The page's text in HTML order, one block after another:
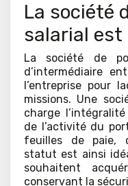
La société
salarial
La société de
d’intermédiaire
l’entreprise pour
missions. Une
charge
de l’activité du
feuilles de paie,
statut est ainsi
souhaitent
conservant la